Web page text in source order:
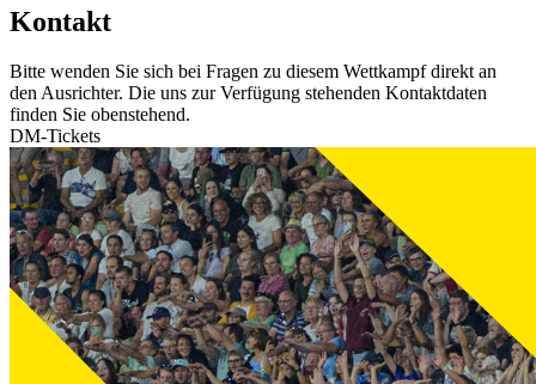
Kontakt
Bitte wenden Sie sich bei Fragen zu diesem Wettkampf direkt an
den Ausrichter. Die uns zur Verfügung stehenden Kontaktdaten
finden Sie obenstehend.
DM-Tickets